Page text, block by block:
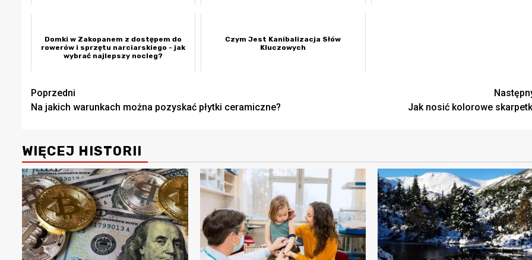
Domki w Zakopanem z dostępem do
rowerów i sprzętu narciarskiego - jak
wybrać najlepszy nocleg?
Czym Jest Kanibalizacja Słów
Kluczowych
Zobacz
wpisy
Poprzedni
Na jakich warunkach można pozyskać płytki ceramiczne?
Jak nosić kolorowe
WIĘCEJ HISTORII